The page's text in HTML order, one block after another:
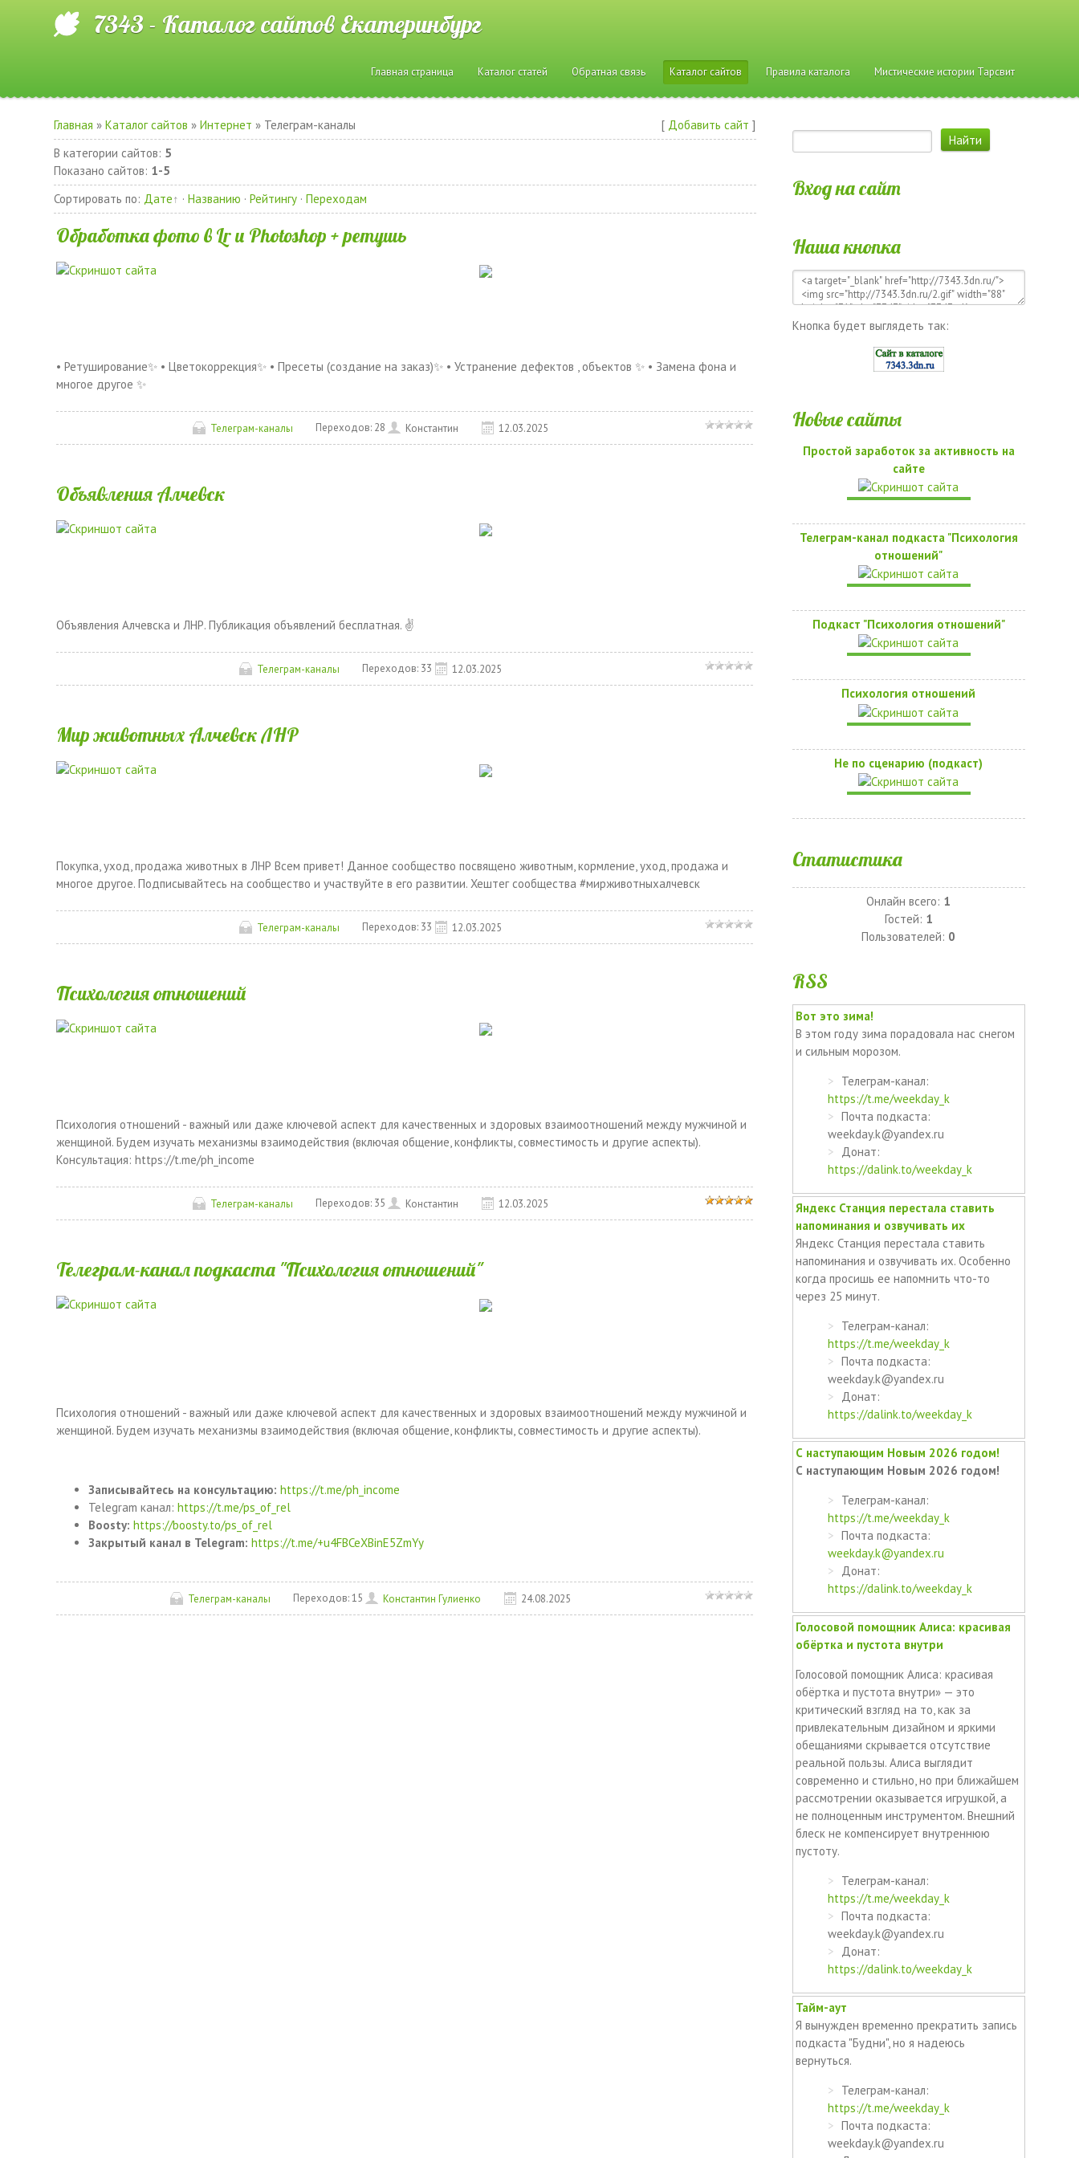
7343 - Каталог сайтов Екатеринбург
Главная страница Каталог статей Обратная связь Каталог сайтов Правила каталога Мистические истории Тарсвит
Главная »Каталог сайтов »Интернет » Телеграм-каналы [ Добавить сайт ]
В категории сайтов: 5
Показано сайтов: 1-5
Сортировать по: Дате ·Названию ·Рейтингу ·Переходам
Обработка фото в Lr и Photoshop + ретушь
• Ретуширование✨ • Цветокоррекция✨ • Пресеты (создание на заказ)✨ • Устранение дефектов , объектов ✨ • Замена фона и
многое другое ✨
Телеграм-каналы Переходов: 28 Константин 12.03.2025
Объявления Алчевск
Объявления Алчевска и ЛНР. Публикация объявлений бесплатная. ✌️
Телеграм-каналы Переходов: 33 12.03.2025
Мир животных Алчевск ЛНР
Покупка, уход, продажа животных в ЛНР Всем привет! Данное сообщество посвящено животным, кормление, уход, продажа и
многое другое. Подписывайтесь на сообщество и участвуйте в его развитии. Хештег сообщества #мирживотныхалчевск
Телеграм-каналы Переходов: 33 12.03.2025
Психология отношений
Психология отношений - важный или даже ключевой аспект для качественных и здоровых взаимоотношений между мужчиной и
женщиной. Будем изучать механизмы взаимодействия (включая общение, конфликты, совместимость и другие аспекты).
Консультация: https://t.me/ph_income
Телеграм-каналы Переходов: 35 Константин 12.03.2025
Телеграм-канал подкаста "Психология отношений"
Психология отношений - важный или даже ключевой аспект для качественных и здоровых взаимоотношений между мужчиной и
женщиной. Будем изучать механизмы взаимодействия (включая общение, конфликты, совместимость и другие аспекты).
Записывайтесь на консультацию:https://t.me/ph_income
Telegram канал:https://t.me/ps_of_rel
Boosty: https://boosty.to/ps_of_rel
Закрытый канал в Telegram: https://t.me/+u4FBCeXBinE5ZmYy
Телеграм-каналы Переходов:15 Константин Гулиенко 24.08.2025
Вход на сайт
Наша кнопка
Кнопка будет выглядеть так:
Новые сайты
Простой заработок за активность на
сайте
Телеграм-канал подкаста "Психология
отношений"
Подкаст "Психология отношений"
Психология отношений
Не по сценарию (подкаст)
Статистика
Онлайн всего: 1
Гостей: 1
Пользователей: 0
RSS
Вот это зима!
В этом году зима порадовала нас снегом
и сильным морозом.
Телеграм-канал:
https://t.me/weekday_k
Почта подкаста:
weekday.k@yandex.ru
Донат:
https://dalink.to/weekday_k
Яндекс Станция перестала ставить
напоминания и озвучивать их
Яндекс Станция перестала ставить
напоминания и озвучивать их. Особенно
когда просишь ее напомнить что-то
через 25 минут.
Телеграм-канал:
https://t.me/weekday_k
Почта подкаста:
weekday.k@yandex.ru
Донат:
https://dalink.to/weekday_k
С наступающим Новым 2026 годом!
С наступающим Новым 2026 годом!
Телеграм-канал:
https://t.me/weekday_k
Почта подкаста:
weekday.k@yandex.ru
Донат:
https://dalink.to/weekday_k
Голосовой помощник Алиса: красивая
обёртка и пустота внутри
Голосовой помощник Алиса: красивая
обёртка и пустота внутри» — это
критический взгляд на то, как за
привлекательным дизайном и яркими
обещаниями скрывается отсутствие
реальной пользы. Алиса выглядит
современно и стильно, но при ближайшем
рассмотрении оказывается игрушкой, а
не полноценным инструментом. Внешний
блеск не компенсирует внутреннюю
пустоту.
Телеграм-канал:
https://t.me/weekday_k
Почта подкаста:
weekday.k@yandex.ru
Донат:
https://dalink.to/weekday_k
Тайм-аут
Я вынужден временно прекратить запись
подкаста "Будни", но я надеюсь
вернуться.
Телеграм-канал:
https://t.me/weekday_k
Почта подкаста:
weekday.k@yandex.ru